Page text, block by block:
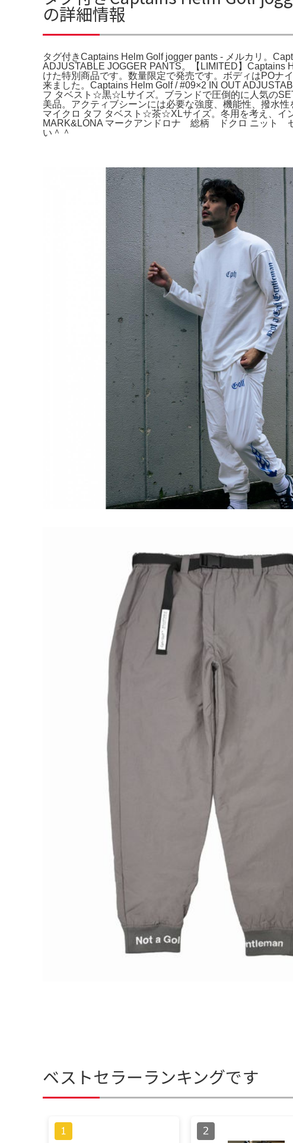
の詳細情報
タグ付きCaptains Helm Golf jogger pants - メルカリ。
ADJUSTABLE JOGGER PANTS。【LIMITED】Captains
けた特別商品です。数量限定で発売です。ボディはPOナ
来ました。Captains Helm Golf / #09×2 IN OUT
フ タベスト☆黒☆Lサイズ。ブランドで圧倒的に人気の
美品。アクティブシーンには必要な強度、機能性、撥水
マイクロ タフ タベスト☆茶☆XLサイズ。冬用を考え、イ
MARK&LONA マークアンドロナ 総柄 ドクロ ニット
い＾＾
ベストセラーランキングです